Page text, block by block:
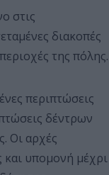
στις
διακοπές
της πόλης.
περιπτώσεις
δέντρων
Οι αρχές
και υπομονή μέχρι